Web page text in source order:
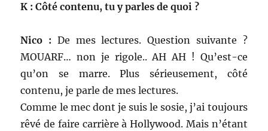
K : Côté contenu, tu y parles de quoi ?
Nico : De mes lectures. Question suivante ?
MOUARF… non je rigole.. AH AH ! Qu’est-ce
qu’on se marre. Plus sérieusement, côté
contenu, je parle de mes lectures.
Comme le mec dont je suis le sosie, j’ai toujours
rêvé de faire carrière à Hollywood. Mais n’étant